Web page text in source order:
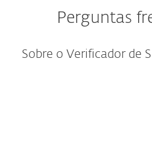
Perguntas
Sobre o Verificador de